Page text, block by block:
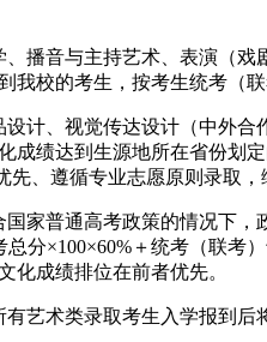
、播音与主持艺术、表演（
到我校的考生，按考生统考（
设计、视觉传达设计（中外
成绩达到生源地所在省份划
先、遵循专业志愿原则录取
国家普通高考政策的情况下
分×100×60%＋统考（联考
化成绩排位在前者优先。
艺术类录取考生入学报到后